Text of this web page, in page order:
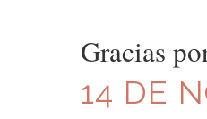
Gracias
14 DE